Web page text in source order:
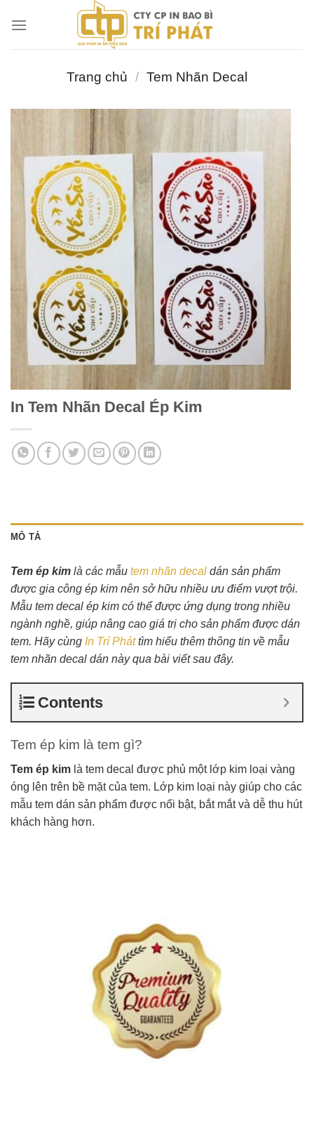
đến
Trang chủ / Tem Nhãn Decal
In Tem Nhãn Decal Ép Kim
MÔ TẢ
Tem ép kim là các mẫu tem nhãn decal dán sản phẩm
được gia công ép kim nên sở hữu nhiều ưu điểm vượt trội.
Mẫu tem decal ép kim có thể được ứng dụng trong nhiều
ngành nghề, giúp nâng cao giá trị cho sản phẩm được dán
tem. Hãy cùng In Trí Pháttìm hiểu thêm thông tin về mẫu
tem nhãn decal dán này qua bài viết sau đây.
Contents
Tem ép kim là tem gì?
Tem ép kim là tem decal được phủ một lớp kim loại vàng
óng lên trên bề mặt của tem. Lớp kim loại này giúp cho các
mẫu tem dán sản phẩm được nổi bật, bắt mắt và dễ thu hút
khách hàng hơn.